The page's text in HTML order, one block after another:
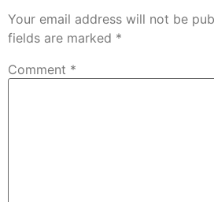
Your email address will not be
fields are marked *
Comment *